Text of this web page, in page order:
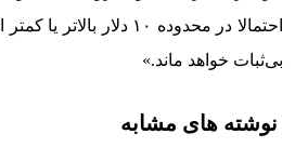
بی‌ثبات خواهد ماند.»
نوشته های مشابه